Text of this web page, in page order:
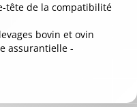
tête de la compatibilité
bovin et ovin
assurantielle -